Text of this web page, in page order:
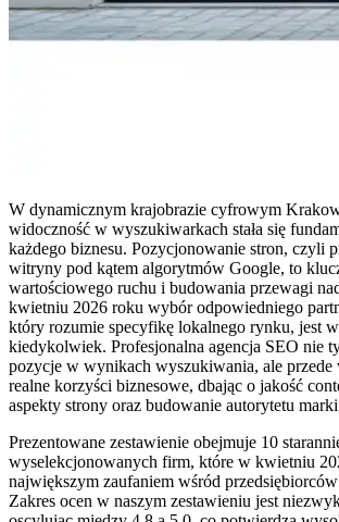
W dynamicznym krajobrazie cyfrowym
widoczność w wyszukiwarkach stała się
każdego biznesu. Pozycjonowanie stron, czyli
witryny pod kątem algorytmów Google, to
wartościowego ruchu i budowania przewagi
kwietniu 2026 roku wybór odpowiedniego
który rozumie specyfikę lokalnego rynku, jest
kiedykolwiek. Profesjonalna agencja SEO nie
pozycje w wynikach wyszukiwania, ale przede
realne korzyści biznesowe, dbając o jakość
aspekty strony oraz budowanie autorytetu
Prezentowane zestawienie obejmuje 10
wyselekcjonowanych firm, które w kwietniu
największym zaufaniem wśród
Zakres ocen w naszym zestawieniu jest